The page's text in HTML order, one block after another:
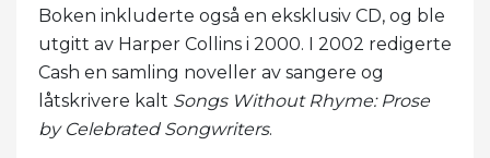
Boken inkluderte også en eksklusiv CD, og ​​ble
utgitt av Harper Collins i 2000. I 2002 redigerte
Cash en samling noveller av sangere og
låtskrivere kalt Songs Without Rhyme: Prose
by Celebrated Songwriters.